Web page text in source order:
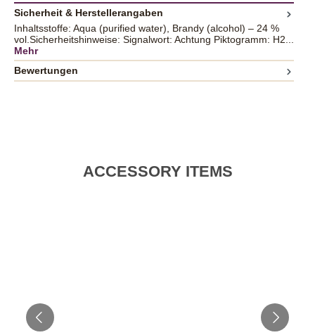
Sicherheit & Herstellerangaben
Inhaltsstoffe: Aqua (purified water), Brandy (alcohol) – 24 %
vol.Sicherheitshinweise: Signalwort: Achtung Piktogramm: H2...
Mehr
Bewertungen
ACCESSORY ITEMS